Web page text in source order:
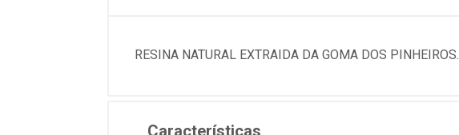
RESINA NATURAL EXTRAIDA DA GOMA DOS PINHEIROS.
Características